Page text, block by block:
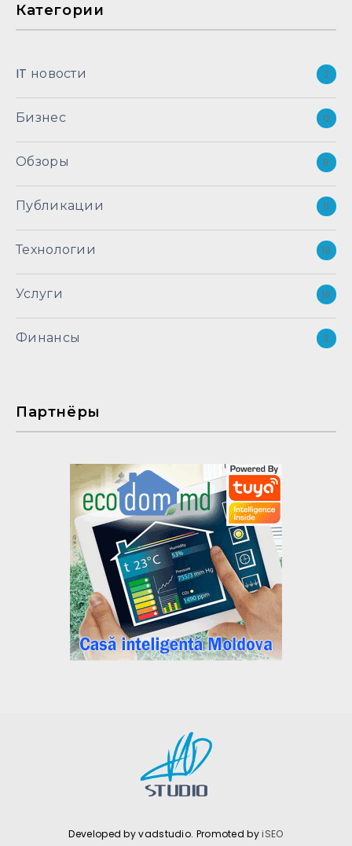
Категории
IT новости 2
Бизнес 12
Обзоры 8
Публикации 11
Технологии 19
Услуги 16
Финансы 3
Партнёры
Developed by vadstudio. Promoted by iSEO